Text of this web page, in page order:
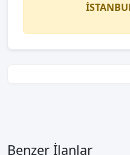
Benzer İlanlar